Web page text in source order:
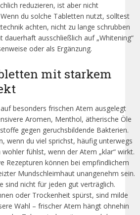
reduzieren, ist aber nicht
du solche Tabletten nutzt, solltest
achten, nicht zu lange schrubben
dauerhaft ausschließlich auf „Whitening“
oder als Ergänzung.
mit starkem
besonders frischen Atem ausgelegt
Aromen, Menthol, ätherische Öle
gegen geruchsbildende Bakterien.
wenn du viel sprichst, häufig unterwegs
fühlst, wenn der Atem „klar“ wirkt.
Rezepturen können bei empfindlichem
Mundschleimhaut unangenehm sein.
sind nicht für jeden gut verträglich.
oder Trockenheit spürst, sind milde
Wahl – frischer Atem hängt ohnehin